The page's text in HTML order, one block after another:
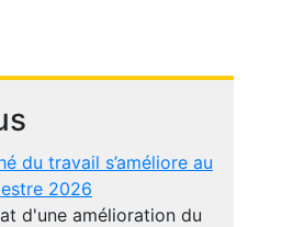
du travail s’améliore au
2026
d'une amélioration du